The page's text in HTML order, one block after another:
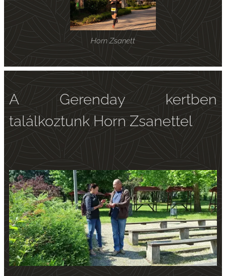
Horn Zsanett
A Gerenday kertben
találkoztunk Horn Zsanettel